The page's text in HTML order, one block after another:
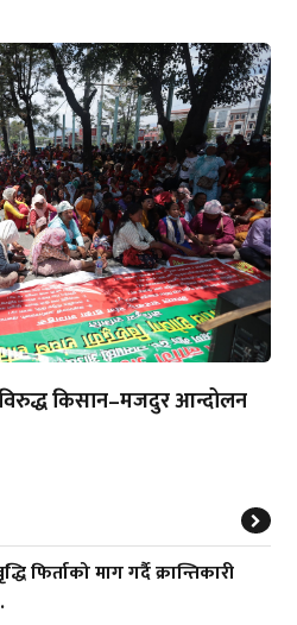
किसान–मजदुर आन्दोलन
फिर्ताको माग गर्दै क्रान्तिकारी